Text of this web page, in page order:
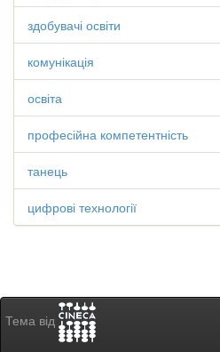
здобувачі освіти
комунікація
освіта
професійна компетентність
танець
цифрові технології
Тема від